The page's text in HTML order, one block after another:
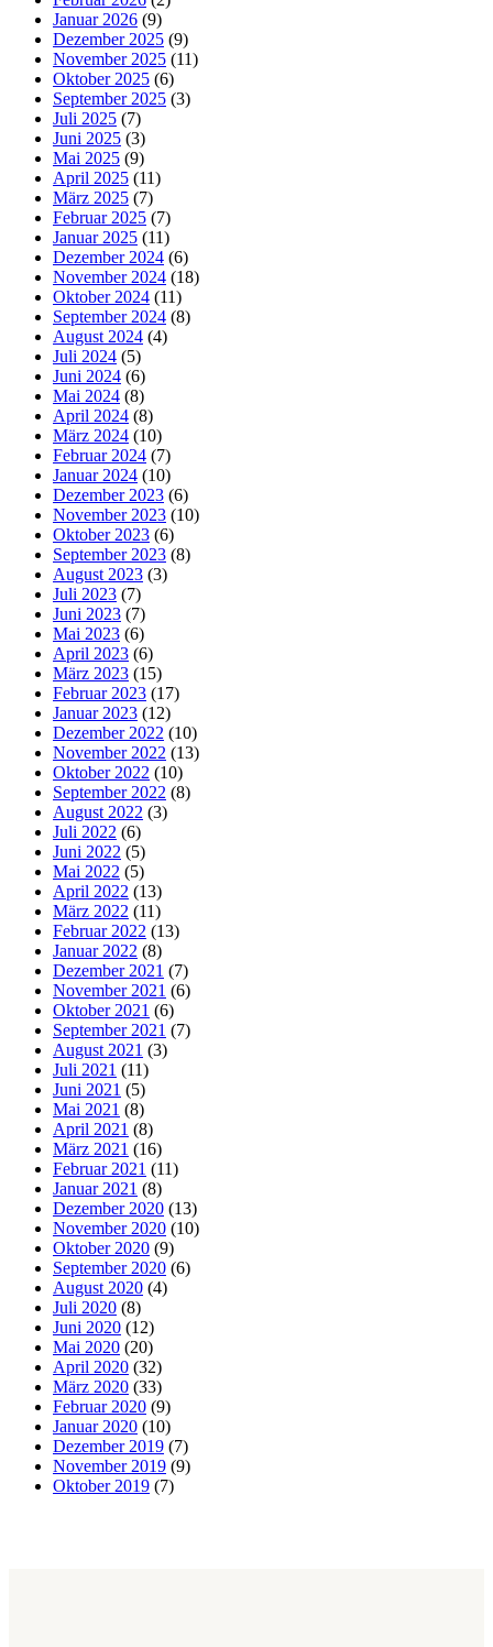
Januar 2026 (9)
Dezember 2025 (9)
November 2025 (11)
Oktober 2025 (6)
September 2025 (3)
Juli 2025 (7)
Juni 2025 (3)
Mai 2025 (9)
April 2025 (11)
März 2025 (7)
Februar 2025 (7)
Januar 2025 (11)
Dezember 2024 (6)
November 2024 (18)
Oktober 2024 (11)
September 2024 (8)
August 2024 (4)
Juli 2024 (5)
Juni 2024 (6)
Mai 2024 (8)
April 2024 (8)
März 2024 (10)
Februar 2024 (7)
Januar 2024 (10)
Dezember 2023 (6)
November 2023 (10)
Oktober 2023 (6)
September 2023 (8)
August 2023 (3)
Juli 2023 (7)
Juni 2023 (7)
Mai 2023 (6)
April 2023 (6)
März 2023 (15)
Februar 2023 (17)
Januar 2023 (12)
Dezember 2022 (10)
November 2022 (13)
Oktober 2022 (10)
September 2022 (8)
August 2022 (3)
Juli 2022 (6)
Juni 2022 (5)
Mai 2022 (5)
April 2022 (13)
März 2022 (11)
Februar 2022 (13)
Januar 2022 (8)
Dezember 2021 (7)
November 2021 (6)
Oktober 2021 (6)
September 2021 (7)
August 2021 (3)
Juli 2021 (11)
Juni 2021 (5)
Mai 2021 (8)
April 2021 (8)
März 2021 (16)
Februar 2021 (11)
Januar 2021 (8)
Dezember 2020 (13)
November 2020 (10)
Oktober 2020 (9)
September 2020 (6)
August 2020 (4)
Juli 2020 (8)
Juni 2020 (12)
Mai 2020 (20)
April 2020 (32)
März 2020 (33)
Februar 2020 (9)
Januar 2020 (10)
Dezember 2019 (7)
November 2019 (9)
Oktober 2019 (7)